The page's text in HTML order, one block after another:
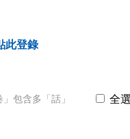
此登錄
包含多「話」 全